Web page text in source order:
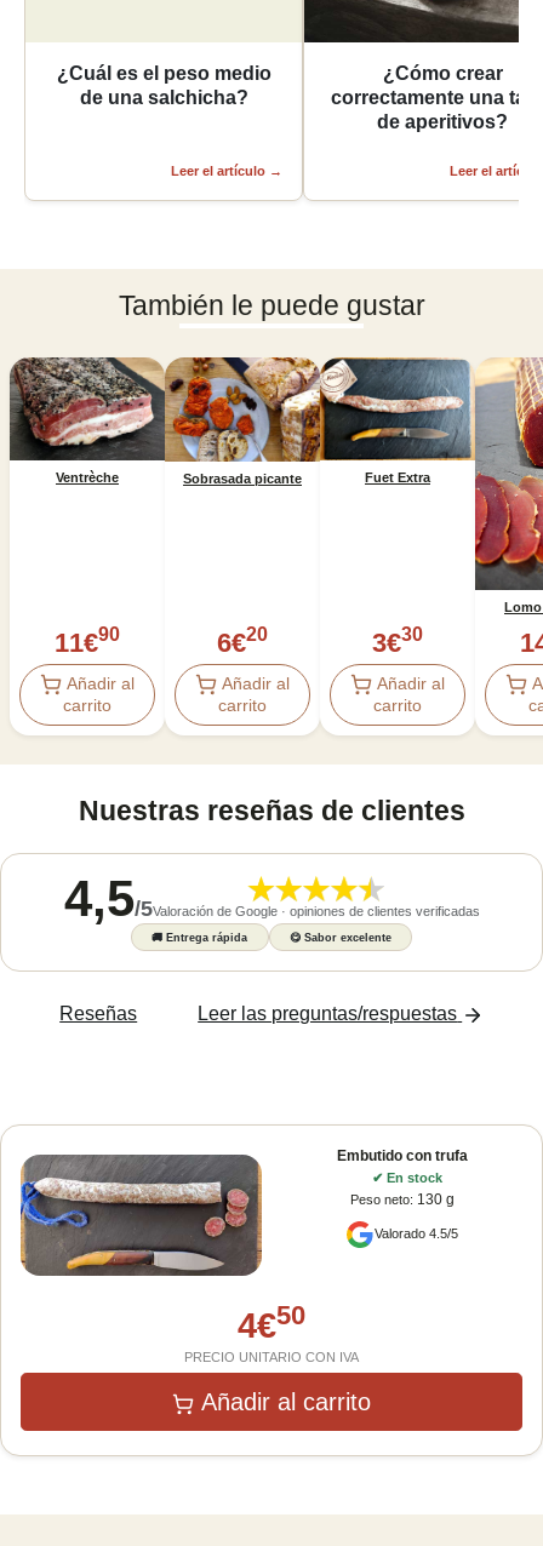
¿Cuál es el peso medio
de una salchicha?
Leer el artículo →
¿Cómo crear
correctamente una
de aperitivos?
Leer el artículo
También le puede gustar
Ventrèche
11€90
Añadir al
carrito
Sobrasada picante
6€20
Añadir al
carrito
Fuet Extra
3€30
Añadir al
carrito
Nuestras reseñas de clientes
4,5/5Valoración de Google · opiniones de clientes verificadas
🚚 Entrega rápida 😋 Sabor excelente
Reseñas Leer las preguntas/respuestas
Embutido con trufa
✔ En stock
Peso neto: 130 g
Valorado 4.5/5
4€50
PRECIO UNITARIO CON IVA
Añadir al carrito